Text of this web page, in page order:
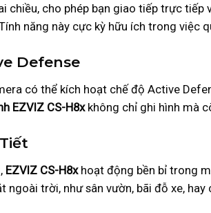
chiều, cho phép bạn giao tiếp trực tiếp
năng này cực kỳ hữu ích trong việc
Defense
có thể kích hoạt chế độ Active
EZVIZ CS-H8xkhông chỉ ghi hình mà
EZVIZ CS-H8xhoạt động bền bỉ trong
trời, như sân vườn, bãi đỗ xe, hay